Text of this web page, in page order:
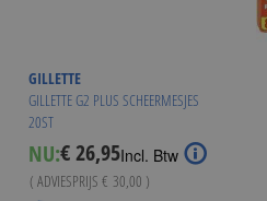
GILLETTE
GILLETTE G2 PLUS SCHEERMESJES
20ST
NU:Special
Price
€ 26,95Incl. Btw
( ADVIESPRIJS € 30,00 )